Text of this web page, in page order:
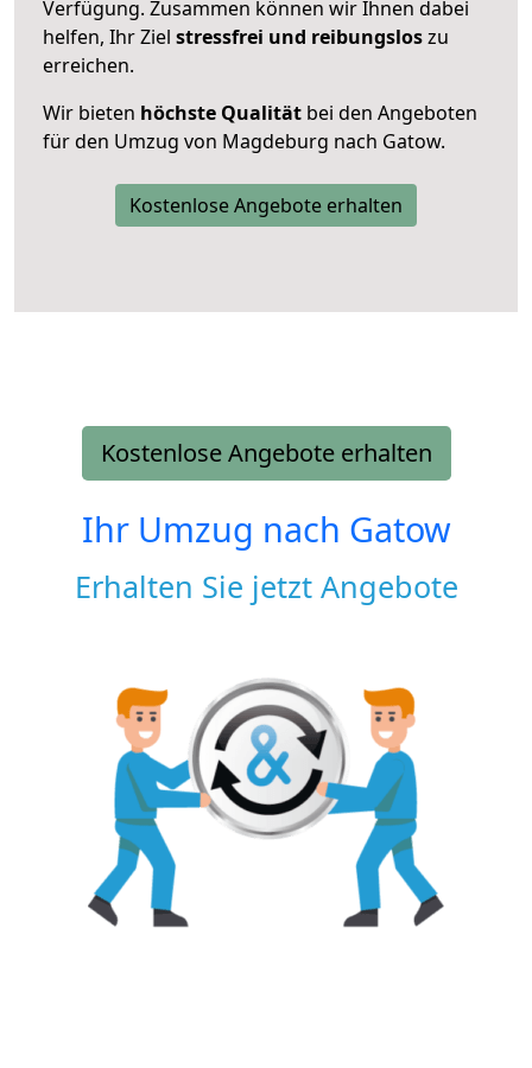
Verfügung. Zusammen können wir Ihnen dabei
helfen, Ihr Ziel stressfrei und reibungsloszu
erreichen.
Wir bieten höchste Qualität bei den Angeboten
für den Umzug von Magdeburg nach Gatow.
Kostenlose Angebote erhalten
Kostenlose Angebote erhalten
Ihr Umzug nach Gatow
Erhalten Sie jetzt Angebote